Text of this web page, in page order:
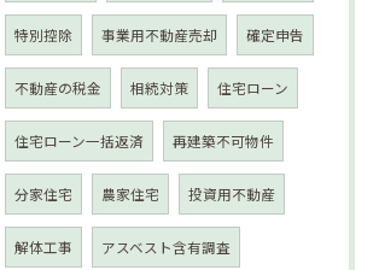
特別控除 事業用不動産売却 確定申告
不動産の税金 相続対策 住宅ローン
住宅ローン一括返済 再建築不可物件
分家住宅 農家住宅 投資用不動産
解体工事 アスベスト含有調査